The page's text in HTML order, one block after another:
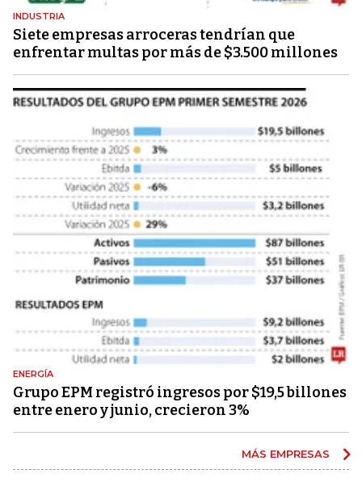
INDUSTRIA
Siete empresas arroceras tendrían que
enfrentar multas por más de $3.500 millones
ENERGÍA
Grupo EPM registró ingresos por $19,5 billones
entre enero y junio, crecieron 3%
MÁS EMPRESAS